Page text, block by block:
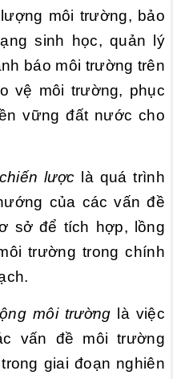
môi trường, bảo
sinh học, quản lý
báo môi trường trên
vệ môi trường, phục
vững đất nước cho
lược là quá trình
của các vấn đề
sở để tích hợp, lồng
trường trong chính
môi trường là việc
vấn đề môi trường
giai đoạn nghiên